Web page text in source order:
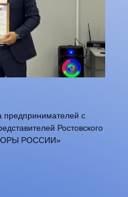
предпринимателей с
Ростовского
РОССИИ»